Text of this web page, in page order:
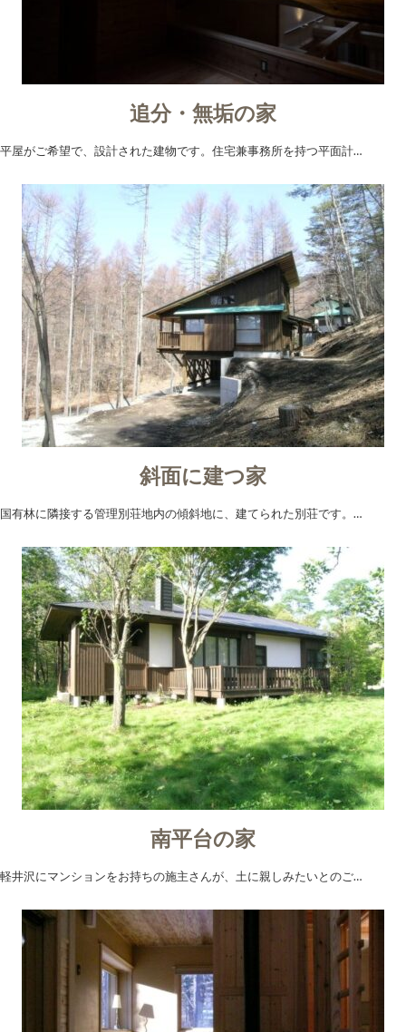
追分・無垢の家
平屋がご希望で、設計された建物です。住宅兼事務所を持つ平面計…
斜面に建つ家
国有林に隣接する管理別荘地内の傾斜地に、建てられた別荘です。…
南平台の家
軽井沢にマンションをお持ちの施主さんが、土に親しみたいとのご…